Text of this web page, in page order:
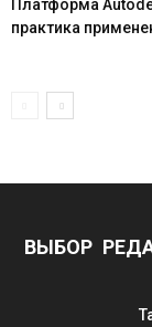
Платформа
практика
ВЫБОР